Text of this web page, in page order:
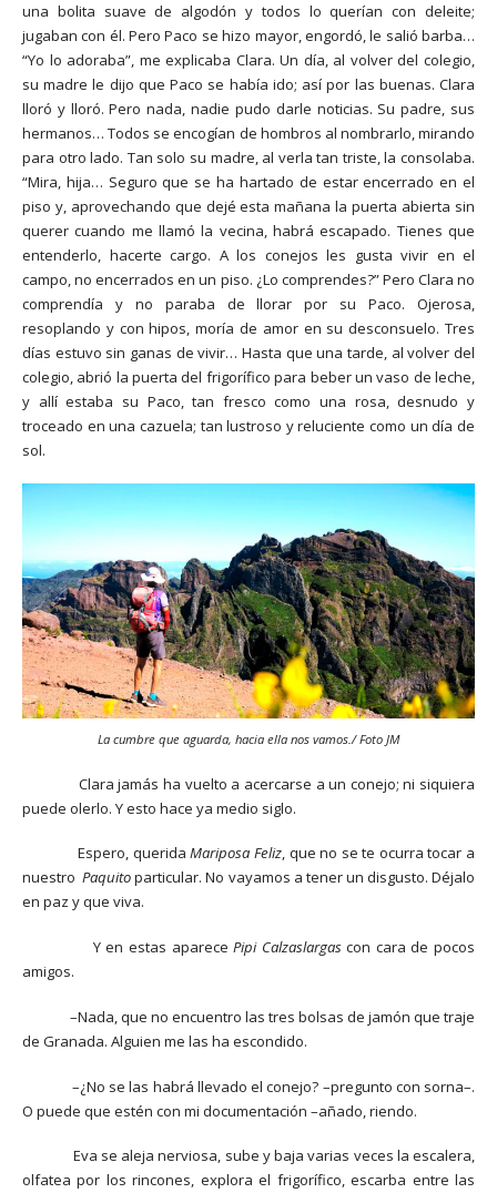
una bolita suave de algodón y todos lo querían con deleite;
jugaban con él. Pero Paco se hizo mayor, engordó, le salió barba…
“Yo lo adoraba”, me explicaba Clara. Un día, al volver del colegio,
su madre le dijo que Paco se había ido; así por las buenas. Clara
lloró y lloró. Pero nada, nadie pudo darle noticias. Su padre, sus
hermanos… Todos se encogían de hombros al nombrarlo, mirando
para otro lado. Tan solo su madre, al verla tan triste, la consolaba.
“Mira, hija… Seguro que se ha hartado de estar encerrado en el
piso y, aprovechando que dejé esta mañana la puerta abierta sin
querer cuando me llamó la vecina, habrá escapado. Tienes que
entenderlo, hacerte cargo. A los conejos les gusta vivir en el
campo, no encerrados en un piso. ¿Lo comprendes?” Pero Clara no
comprendía y no paraba de llorar por su Paco. Ojerosa,
resoplando y con hipos, moría de amor en su desconsuelo. Tres
días estuvo sin ganas de vivir… Hasta que una tarde, al volver del
colegio, abrió la puerta del frigorífico para beber un vaso de leche,
y allí estaba su Paco, tan fresco como una rosa, desnudo y
troceado en una cazuela; tan lustroso y reluciente como un día de
sol.
La cumbre que aguarda, hacia ella nos vamos./ Foto JM
Clara jamás ha vuelto a acercarse a un conejo; ni siquiera
puede olerlo. Y esto hace ya medio siglo.
Espero, queridaMariposa Feliz, que no se te ocurra tocar a
nuestroPaquitoparticular. No vayamos a tener un disgusto. Déjalo
en paz y que viva.
Y en estas aparecePipi Calzaslargascon cara de pocos
amigos.
–Nada, que no encuentro las tres bolsas de jamón que traje
de Granada. Alguien me las ha escondido.
–¿No se las habrá llevado el conejo? –pregunto con sorna–.
O puede que estén con mi documentación –añado, riendo.
Eva se aleja nerviosa, sube y baja varias veces la escalera,
olfatea por los rincones, explora el frigorífico, escarba entre las